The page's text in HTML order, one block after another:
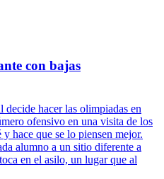
con bajas
hacer las olimpiadas en
ofensivo en una visita de los
hace que se lo piensen mejor.
alumno a un sitio diferente a
en el asilo, un lugar que al